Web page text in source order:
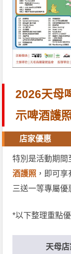
2026天母
示啤酒護
店家優惠
特別是活動期間
酒護照 ，即可
三送一等專屬優
*以下整理重點
天母